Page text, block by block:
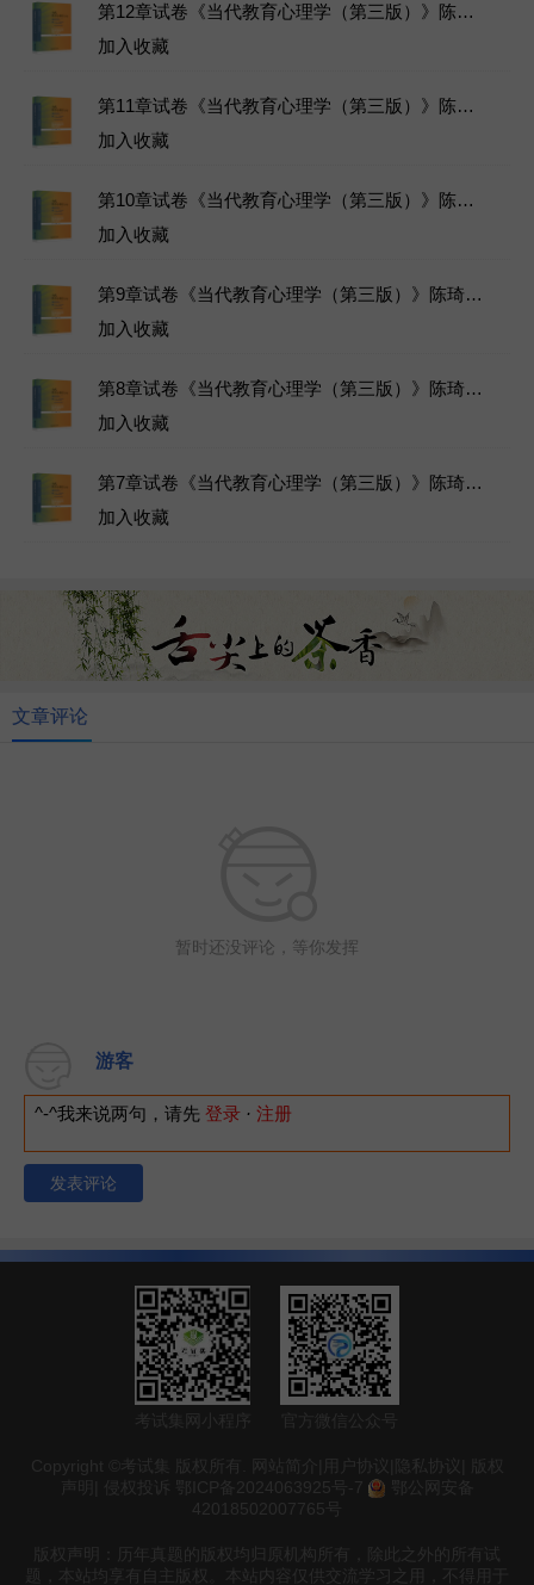
第12章试卷《当代教育心理学（第三版）》陈琦、刘儒德主编教材-北京师范大学出版社-2019年4月1日-ISBN9787303241576-章节练习试题库下载
加入收藏
第11章试卷《当代教育心理学（第三版）》陈琦、刘儒德主编教材-北京师范大学出版社-2019年4月1日-ISBN9787303241576-章节练习试题库下载
加入收藏
第10章试卷《当代教育心理学（第三版）》陈琦、刘儒德主编教材-北京师范大学出版社-2019年4月1日-ISBN9787303241576-章节练习试题库下载
加入收藏
第9章试卷《当代教育心理学（第三版）》陈琦、刘儒德主编教材-北京师范大学出版社-2019年4月1日-ISBN9787303241576-章节练习试题库下载
加入收藏
第8章试卷《当代教育心理学（第三版）》陈琦、刘儒德主编教材-北京师范大学出版社-2019年4月1日-ISBN9787303241576-章节练习试题库下载
加入收藏
第7章试卷《当代教育心理学（第三版）》陈琦、刘儒德主编教材-北京师范大学出版社-2019年4月1日-ISBN9787303241576-章节练习试题库下载
加入收藏
文章评论
暂时还没评论，等你发挥
游客
^-^我来说两句，请先 登录 · 注册
发表评论